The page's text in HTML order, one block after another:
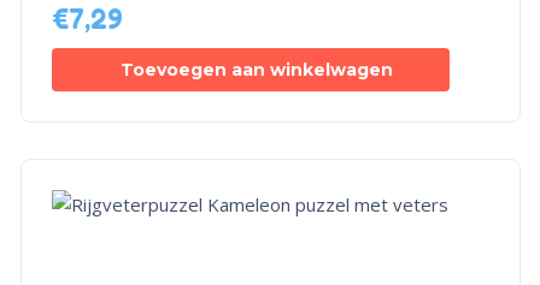
€7,29
Toevoegen aan winkelwagen